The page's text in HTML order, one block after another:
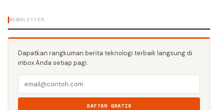
NEWSLETTER
Dapatkan rangkuman berita teknologi terbaik langsung di
inbox Anda setiap pagi.
DAFTAR GRATIS